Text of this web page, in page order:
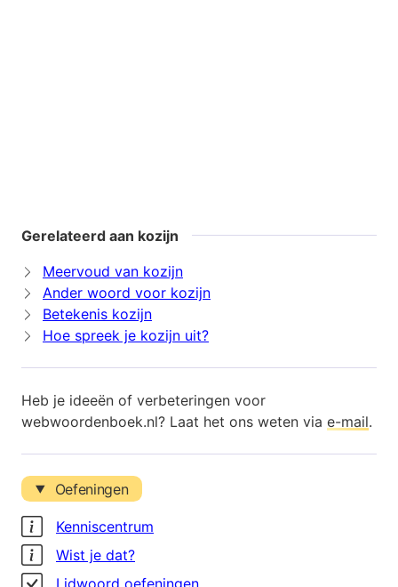
Gerelateerd aan kozijn
Meervoud van kozijn
Ander woord voor kozijn
Betekenis kozijn
Hoe spreek je kozijn uit?
Heb je ideeën of verbeteringen voor
webwoordenboek.nl? Laat het ons weten via e-mail.
Oefeningen
Kenniscentrum
Wist je dat?
Lidwoord oefeningen